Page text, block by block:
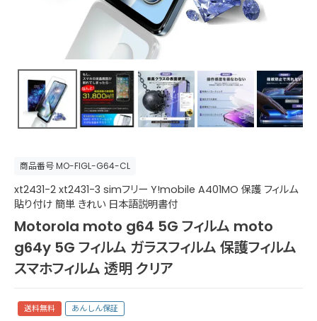
商品番号MO-FIGL-G64-CL
xt2431-2 xt2431-3 simフリー Y!mobile A401MO 保護 フィルム
貼り付け 簡単 きれい 日本語説明書付
Motorola moto g64 5G フィルム moto
g64y 5G フィルム ガラスフィルム 保護フィルム
スマホフィルム 透明 クリア
送料無料 あんしん保証